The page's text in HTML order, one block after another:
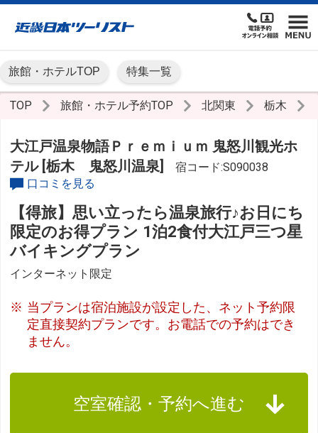
旅館・ホテルTOP 特集一覧
TOP 旅館・ホテル予約TOP 北関東 栃木
大江戸温泉物語Ｐｒｅｍｉｕｍ 鬼怒川観光ホ
テル [栃木 鬼怒川温泉]
宿コード:S090038
口コミを見る
【得旅】思い立ったら温泉旅行♪お日にち
限定のお得プラン 1泊2食付大江戸三つ星
バイキングプラン
インターネット限定
当プランは宿泊施設が設定した、ネット予約限
定直接契約プランです。お電話での予約はでき
ません。
空室確認・予約へ進む